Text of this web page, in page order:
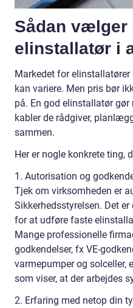
Sådan vælger
elinstallatør i
Markedet for elinstallatører
kan variere. Men pris bør
på. En god elinstallatør
kabler de rådgiver,
sammen.
Her er nogle konkrete ting,
1. Autorisation og
Tjek om virksomheden er
Sikkerhedsstyrelsen. Det
for at udføre faste
Mange professionelle
godkendelser, fx VE-
varmepumper og solceller,
som viser, at der arbejdes
2. Erfaring med netop din